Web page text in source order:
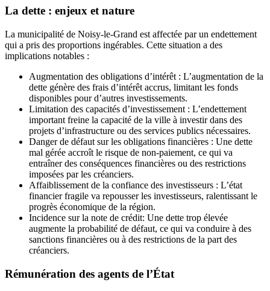
La dette : enjeux et nature
La municipalité de Noisy-le-Grand est affectée par un endettement
qui a pris des proportions ingérables. Cette situation a des
implications notables :
Augmentation des obligations d’intérêt : L’augmentation de la
dette génère des frais d’intérêt accrus, limitant les fonds
disponibles pour d’autres investissements.
Limitation des capacités d’investissement : L’endettement
important freine la capacité de la ville à investir dans des
projets d’infrastructure ou des services publics nécessaires.
Danger de défaut sur les obligations financières : Une dette
mal gérée accroît le risque de non-paiement, ce qui va
entraîner des conséquences financières ou des restrictions
imposées par les créanciers.
Affaiblissement de la confiance des investisseurs : L’état
financier fragile va repousser les investisseurs, ralentissant le
progrès économique de la région.
Incidence sur la note de crédit: Une dette trop élevée
augmente la probabilité de défaut, ce qui va conduire à des
sanctions financières ou à des restrictions de la part des
créanciers.
Rémunération des agents de l’État